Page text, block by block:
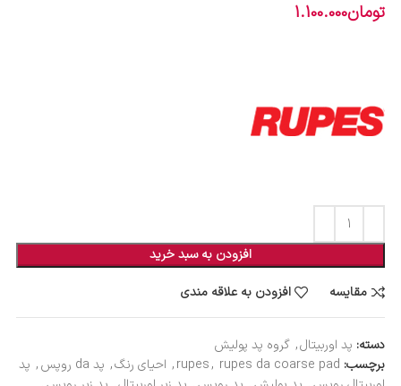
تومان1.100.000
افزودن به سبد خرید
مقایسه
افزودن به علاقه مندی
دسته: پد اوربیتال, گروه پد پولیش
برچسب:
rupes, rupes da coarse pad
, احیای رنگ, پد da روپس , پد